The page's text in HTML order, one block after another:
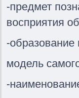
-предмет
восприятия
-
модель
-